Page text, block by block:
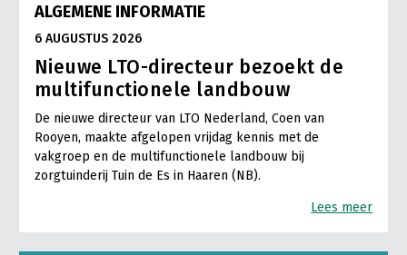
ALGEMENE INFORMATIE
6 AUGUSTUS 2026
Nieuwe LTO-directeur bezoekt de
multifunctionele landbouw
De nieuwe directeur van LTO Nederland, Coen van
Rooyen, maakte afgelopen vrijdag kennis met de
vakgroep en de multifunctionele landbouw bij
zorgtuinderij Tuin de Es in Haaren (NB).
Lees meer